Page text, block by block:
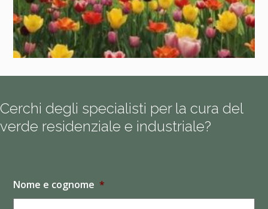
Cerchi degli specialisti per la cura del
verde residenziale e industriale?
Nome e cognome *